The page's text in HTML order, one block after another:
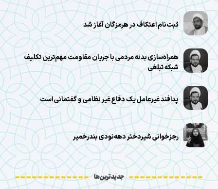
ثبت‌نام اعتکاف در هرمزگان آغاز شد
همراه‌سازی بدنه مردمی با جریان مقاومت مهم‌ترین تکلیف
شبکه تبلغی
پدافند غیرعامل یک دفاع غیر نظامی و گفتمانی است
رجزخوانی شیر‌دختر دهه‌نودی بندرخمیر
جدیدترین‌ها